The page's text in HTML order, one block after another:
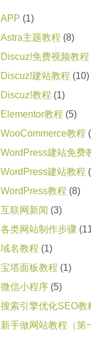
APP (1)
Astra主题教程 (8)
Discuz!免费视频教程
Discuz!建站教程 (10)
Discuz!教程 (1)
Elementor教程 (5)
WooCommerce教程
WordPress建站免费
WordPress建站教程
WordPress教程 (8)
互联网新闻 (3)
各类网站制作步骤
域名教程 (1)
宝塔面板教程 (1)
微信小程序 (5)
搜索引擎优化SEO教
新手做网站教程（第